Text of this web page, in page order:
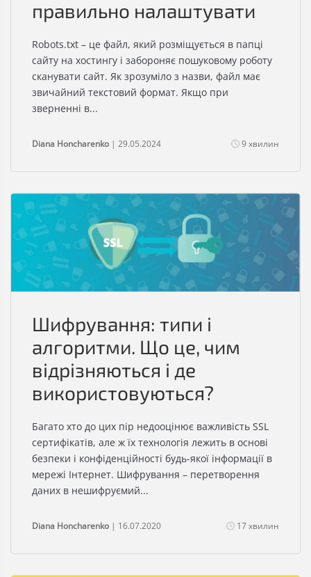
правильно налаштувати
Robots.txt – це файл, який розміщується в папці
сайту на хостингу і забороняє пошуковому роботу
сканувати сайт. Як зрозуміло з назви, файл має
звичайний текстовий формат. Якщо при
зверненні в...
Diana Honcharenko | 29.05.2024 9 хвилин
Шифрування: типи і
алгоритми. Що це, чим
відрізняються і де
використовуються?
Багато хто до цих пір недооцінює важливість SSL
сертифікатів, але ж їх технологія лежить в основі
безпеки і конфіденційності будь-якої інформації в
мережі Інтернет. Шифрування – перетворення
даних в нешифруємий...
Diana Honcharenko | 16.07.2020 17 хвилин